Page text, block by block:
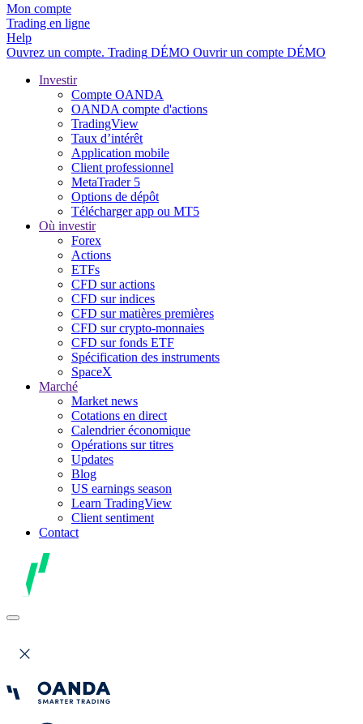
Mon compte
Trading en ligne
Help
Ouvrez un compte. Trading DÉMO Ouvrir un compte DÉMO
Investir
Compte OANDA
OANDA compte d'actions
TradingView
Taux d’intérêt
Application mobile
Client professionnel
MetaTrader 5
Options de dépôt
Télécharger app ou MT5
Où investir
Forex
Actions
ETFs
CFD sur actions
CFD sur indices
CFD sur matières premières
CFD sur crypto-monnaies
CFD sur fonds ETF
Spécification des instruments
SpaceX
Marché
Market news
Cotations en direct
Calendrier économique
Opérations sur titres
Updates
Blog
US earnings season
Learn TradingView
Client sentiment
Contact